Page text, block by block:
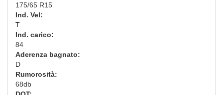
175/65 R15
Ind. Vel:
T
Ind. carico:
84
Aderenza bagnato:
D
Rumorosità:
68db